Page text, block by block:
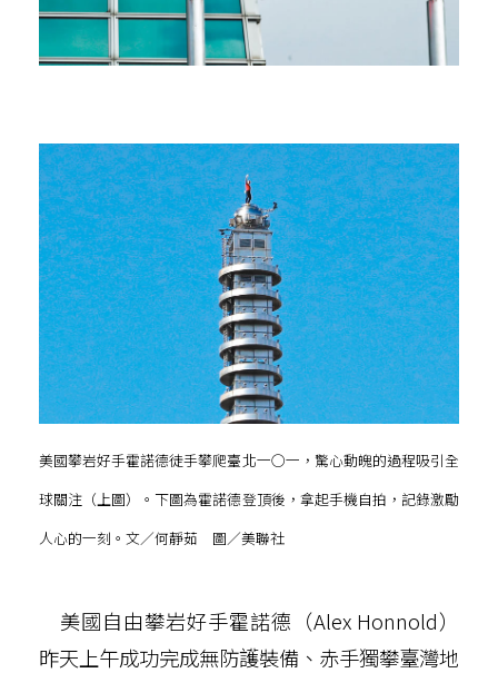
美國攀岩好手霍諾德徒手攀爬臺北一○一，驚心動魄的過程吸引全
球關注（上圖）。下圖為霍諾德登頂後，拿起手機自拍，記錄激勵
人心的一刻。文／何靜茹 圖／美聯社
美國自由攀岩好手霍諾德（Alex Honnold）
昨天上午成功完成無防護裝備、赤手獨攀臺灣地